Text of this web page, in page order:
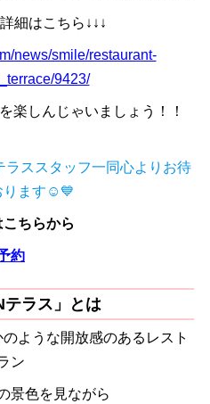
細はこちら↓↓↓
news/smile/restaurant-
9423/
楽しんじゃいましょう！！
ススタッフ一同心よりお待
ります☺💙
ちらから
約
テラス」とは
ような開放感のあるレスト
ン
景色を見ながら